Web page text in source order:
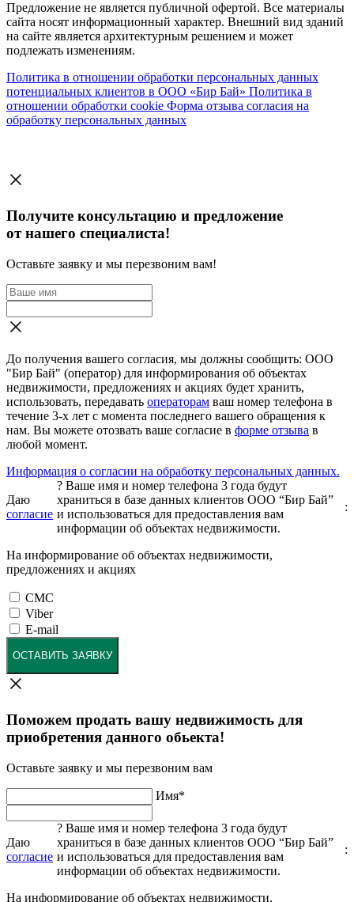
Предложение не является публичной офертой. Все материалы
сайта носят информационный характер. Внешний вид зданий
на сайте является архитектурным решением и может
подлежать изменениям.
Политика в отношении обработки персональных данных
потенциальных клиентов в ООО «Бир Бай» Политика в
отношении обработки cookie Форма отзыва согласия на
обработку персональных данных
Получите консультацию и предложение
от нашего специалиста!
Оставьте заявку и мы перезвоним вам!
До получения вашего согласия, мы должны сообщить: ООО
"Бир Бай" (оператор) для информирования об объектах
недвижимости, предложениях и акциях будет хранить,
использовать, передавать операторам ваш номер телефона в
течение 3-х лет с момента последнего вашего обращения к
нам. Вы можете отозвать ваше согласие в форме отзыва в
любой момент.
Информация о согласии на обработку персональных данных.
Даю
согласие
? Ваше имя и номер телефона 3 года будут
храниться в базе данных клиентов ООО “Бир Бай”
и использоваться для предоставления вам
информации об объектах недвижимости.
:
На информирование об объектах недвижимости,
предложениях и акциях
СМС
Viber
E-mail
ОСТАВИТЬ ЗАЯВКУ
Поможем продать вашу недвижимость для
приобретения данного обьекта!
Оставьте заявку и мы перезвоним вам
Имя*
Даю
согласие
? Ваше имя и номер телефона 3 года будут
храниться в базе данных клиентов ООО “Бир Бай”
и использоваться для предоставления вам
информации об объектах недвижимости.
:
На информирование об объектах недвижимости,